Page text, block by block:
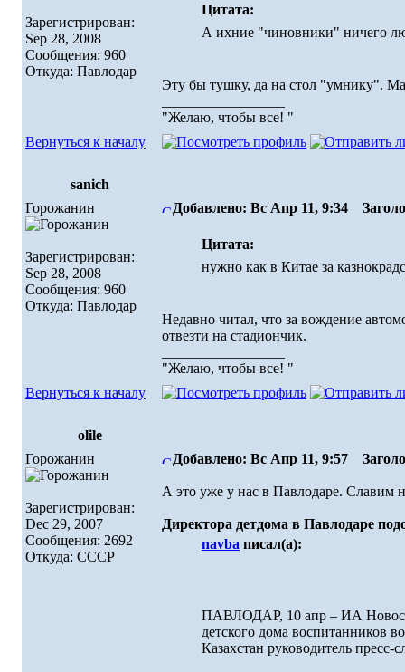
Зарегистрирован:
Sep 28, 2008
Сообщения: 960
Откуда: Павлодар
Цитата:
А ихние "чиновники" ничего
Эту бы тушку, да на стол "умнику".
"Желаю, чтобы все! "
Вернуться к началу
sanich
Горожанин
Зарегистрирован:
Sep 28, 2008
Сообщения: 960
Откуда: Павлодар
Добавлено: Вс Апр 11, 9:34
Цитата:
нужно как в Китае за
Недавно читал, что за вождение
отвезти на стадиончик.
"Желаю, чтобы все! "
Вернуться к началу
olile
Горожанин
Зарегистрирован:
Dec 29, 2007
Сообщения: 2692
Откуда: СССР
Добавлено: Вс Апр 11, 9:57
А это уже у нас в Павлодаре. Славим
Директора детдома в Павлодаре
navba писал(а):
ПАВЛОДАР, 10 апр – ИА
детского дома воспитанников
Казахстан руководитель